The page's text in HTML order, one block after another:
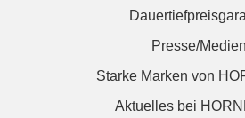
Presse/Medien
Starke Marken von
Aktuelles bei